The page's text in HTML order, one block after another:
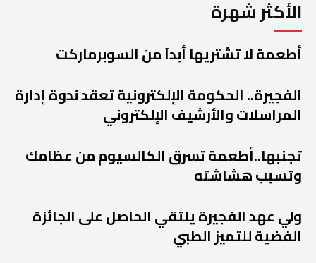
الأكثر شهرة
أطعمة لا تشتريها أبداً من السوبرماركت
الفجيرة.. الحكومة الإلكترونية تعقد ندوة إدارة
المراسلات والأرشيف الإلكتروني
تجنبها..أطعمة تسرق الكالسيوم من عظامك
وتسبب هشاشته
ولي عهد الفجيرة يلتقي الحاصل على الجائزة
الفضية للتميز الطبي